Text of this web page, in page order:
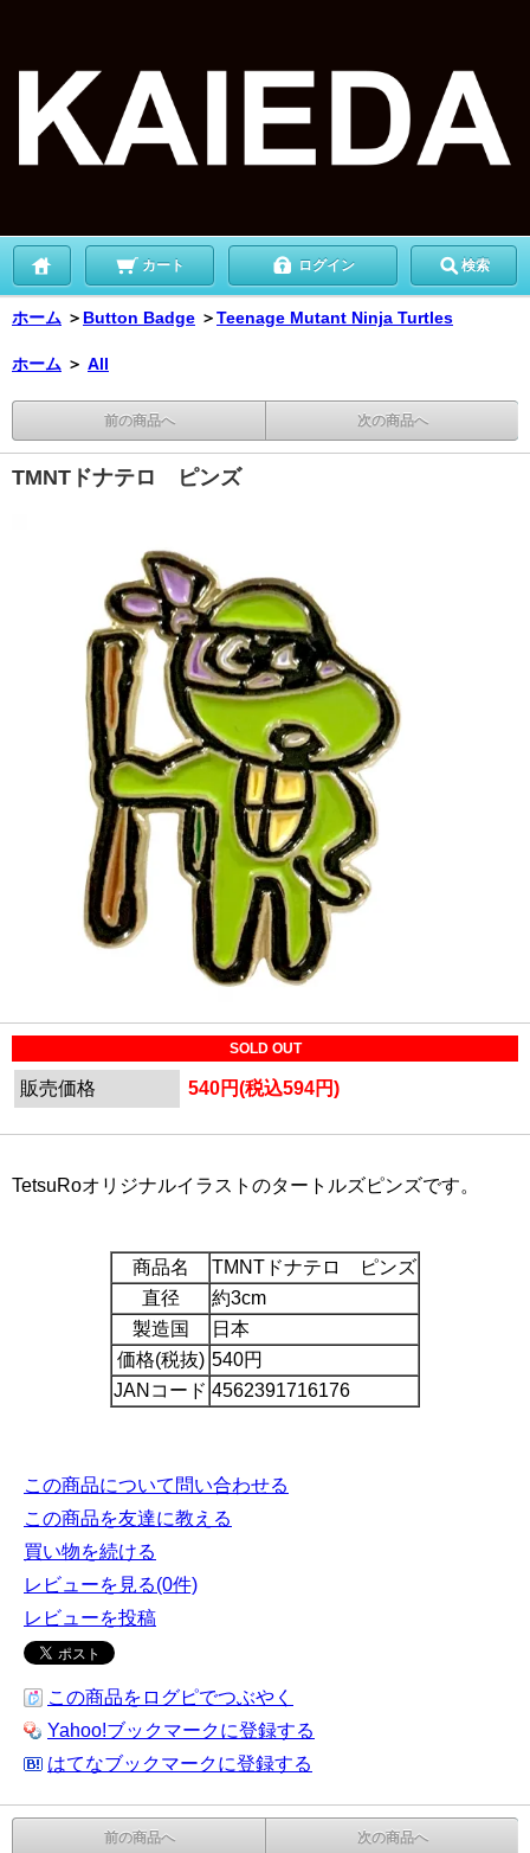
カート ログイン 検索
ホーム ＞ Button Badge ＞Teenage Mutant Ninja Turtles
ホーム ＞ All
前の商品へ 次の商品へ
TMNTドナテロ ピンズ
SOLD OUT
販売価格 540円(税込594円)
TetsuRoオリジナルイラストのタートルズピンズです。
商品名
TMNTドナテロ ピンズ
直径
約3cm
製造国
日本
価格(税抜) 540円
JANコード 4562391716176
この商品について問い合わせる
この商品を友達に教える
買い物を続ける
レビューを見る(0件)
レビューを投稿
この商品をログピでつぶやく
Yahoo!ブックマークに登録する
はてなブックマークに登録する
前の商品へ 次の商品へ